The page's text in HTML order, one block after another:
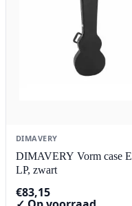
DIMAVERY
DIMAVERY Vorm case
LP, zwart
€83,15